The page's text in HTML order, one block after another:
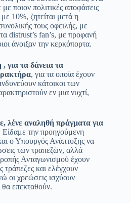
ποιον πολιτικές αποφάσεις
10%, ζητείται μετά η
τους οφειλής, με
distrust’s fan’s, με προφανή
άνοιξαν την κερκόπορτα.
για τα δάνεια τα
, για τα οποία έχουν
κάτοικοι των
εν μια νυχτί,
λένε αναληθή πράγματα για
Είδαμε την προηγούμενη
ο Υπουργός Ανάπτυξης να
των τραπεζών, αλλά
Ανταγωνισμού έχουν
τράπεζες και ελέγχουν
οι χρεώσεις ισχύουν
θα επεκταθούν.